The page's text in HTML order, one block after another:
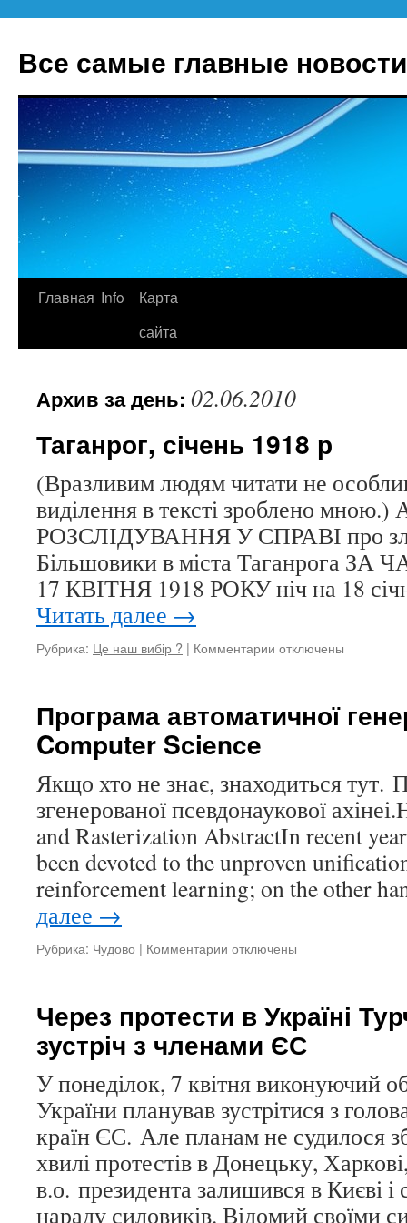
Все самые главные
Перейти
Главная Info
Карта
сайта
Архив за день: 02.06.2010
Таганрог, січень 1918 р
(Вразливим людям читати не
виділення в тексті зроблено
РОЗСЛІДУВАННЯ У СПРАВІ про
Більшовики в міста Таганрога
17 КВІТНЯ 1918 РОКУ ніч на 18
Читать далее →
Рубрика: Це наш вибір ? | Комментарии к
1918
отключены
Програма автоматичної
Computer Science
Якщо хто не знає, знаходиться тут.
згенерованої псевдонаукової
and Rasterization AbstractIn recent
been devoted to the unproven
reinforcement learning; on the other
далее →
Рубрика: Чудово | Комментарии к
генерації
статей
з
Science
отключены
Через протести в Україні
зустріч з членами ЄС
У понеділок, 7 квітня виконуючий
України планував зустрітися з
країн ЄС. Але планам не судилося
хвилі протестів в Донецьку,
в.о. президента залишився в Києві і
нараду силовиків. Відомий своїми